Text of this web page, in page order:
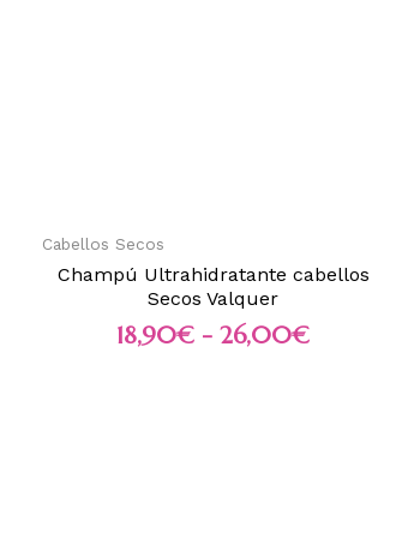
Cabellos Secos
Champú Ultrahidratante cabellos
Secos Valquer
18,90€ - 26,00€